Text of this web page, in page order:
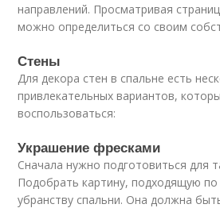
направлений. Просматривая
можно определиться со своим
Стены
Для декора стен в спальне есть
привлекательных вариантов,
воспользоваться:
Украшение фресками
Сначала нужно подготовиться для
Подобрать картину, подходящую
убранству спальни. Она должна